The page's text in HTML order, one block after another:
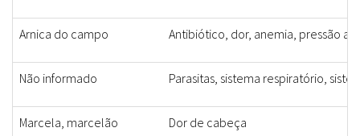
Arnica do campo Antibiótico, dor, anemia, pressão
Não informado Parasitas, sistema respiratório,
Marcela, marcelão Dor de cabeça